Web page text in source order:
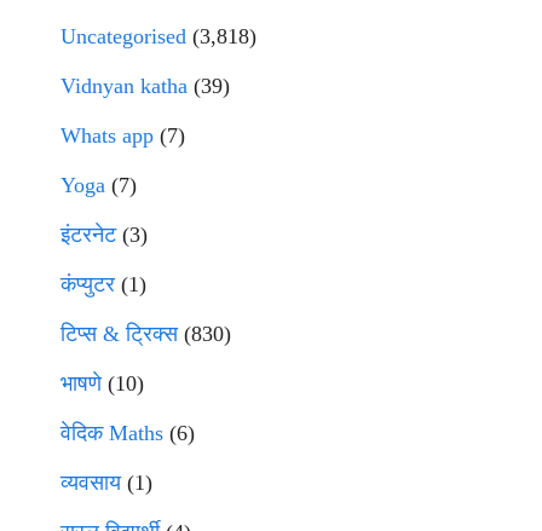
Uncategorised (3,818)
Vidnyan katha (39)
Whats app (7)
Yoga (7)
इंटरनेट(3)
कंप्युटर (1)
टिप्स & ट्रिक्स(830)
भाषणे(10)
वेदिक Maths (6)
व्यवसाय(1)